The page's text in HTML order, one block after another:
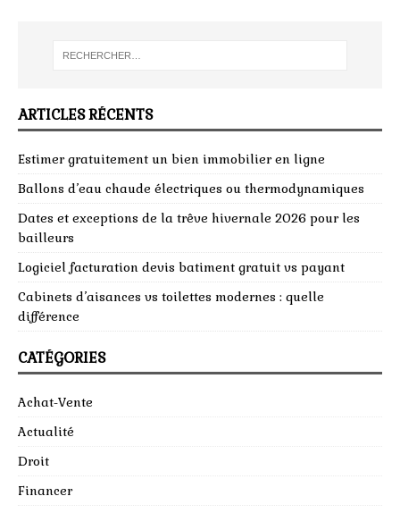
ARTICLES RÉCENTS
Estimer gratuitement un bien immobilier en ligne
Ballons d’eau chaude électriques ou thermodynamiques
Dates et exceptions de la trêve hivernale 2026 pour les
bailleurs
Logiciel facturation devis batiment gratuit vs payant
Cabinets d’aisances vs toilettes modernes : quelle
différence
CATÉGORIES
Achat-Vente
Actualité
Droit
Financer